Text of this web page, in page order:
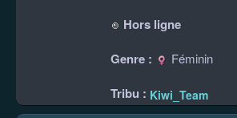
Hors ligne
Genre :
Féminin
Tribu : Kiwi_Team